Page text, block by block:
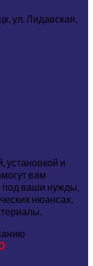
ул. Лидавская,
и
вам
под ваши нужды,
нюансах,